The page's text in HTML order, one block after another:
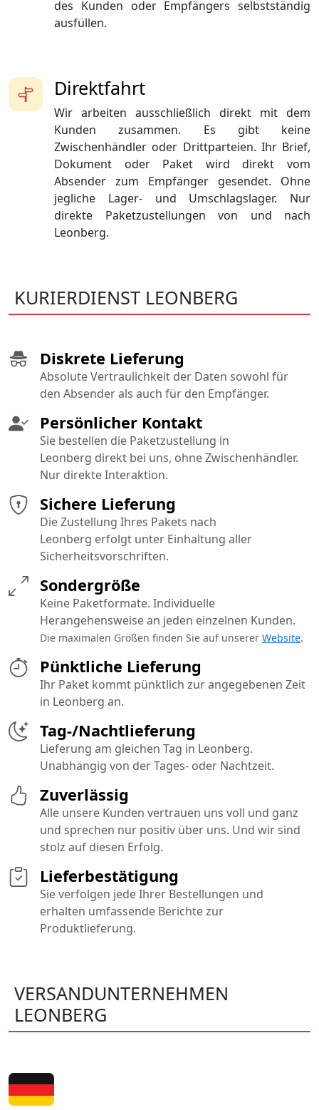
des Kunden oder Empfängers selbstständig
ausfüllen.
Direktfahrt
Wir arbeiten ausschließlich direkt mit dem
Kunden zusammen. Es gibt keine
Zwischenhändler oder Drittparteien. Ihr Brief,
Dokument oder Paket wird direkt vom
Absender zum Empfänger gesendet. Ohne
jegliche Lager- und Umschlagslager. Nur
direkte Paketzustellungen von und nach
Leonberg.
KURIERDIENST LEONBERG
Pünktliche Lieferung
Ihr Paket kommt pünktlich zur angegebenen Zeit
in Leonberg an.
Sichere Lieferung
Die Zustellung Ihres Pakets nach
Leonberg erfolgt unter Einhaltung aller
Sicherheitsvorschriften.
Diskrete Lieferung
Absolute Vertraulichkeit der Daten sowohl für
den Absender als auch für den Empfänger.
Tag-/Nachtlieferung
Lieferung am gleichen Tag in Leonberg.
Unabhängig von der Tages- oder Nachtzeit.
Persönlicher Kontakt
Sie bestellen die Paketzustellung in
Leonberg direkt bei uns, ohne Zwischenhändler.
Nur direkte Interaktion.
Sondergröße
Keine Paketformate. Individuelle
Herangehensweise an jeden einzelnen Kunden.
Die maximalen Größen finden Sie auf unserer Website.
Lieferbestätigung
Sie verfolgen jede Ihrer Bestellungen und
erhalten umfassende Berichte zur
Produktlieferung.
Zuverlässig
Alle unsere Kunden vertrauen uns voll und ganz
und sprechen nur positiv über uns. Und wir sind
stolz auf diesen Erfolg.
VERSANDUNTERNEHMEN
LEONBERG